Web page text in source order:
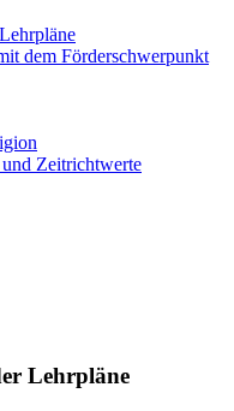
dem Förderschwerpunkt
Zeitrichtwerte
Lehrpläne